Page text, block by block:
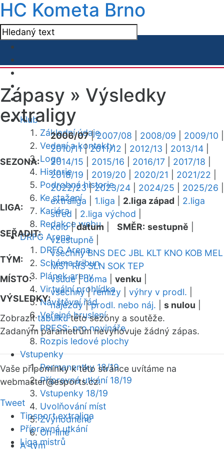
HC Kometa Brno
Klub
Základní údaje
Vedení a kontakty
Logo
Historie
Podrobná historie
Ke stažení
Kariéra
Redakce webu
DRFG Arena
DRFG Arena
Schéma tribun
Plánek areny
Virtuální prohlídka
Návštěvní řád
Veřejné bruslení
PRESS: pro novináře
Rozpis ledové plochy
Vstupenky
Permanentky 18/19
Přípravná utkání 18/19
Vstupenky 18/19
Uvolňování míst
Zvýhodněné
On-line
A-tým
Zápasy » Výsledky
extraligy
SEZONA:
2006/07|2007/08 2008/09 2009/10
2010/11|2011/12 2012/13 2013/14
2014/15
2015/16 2016/17 2017/18
2018/19
2019/20 2020/21 2021/22
2022/23|2023/24 2024/25 2025/26
LIGA:
extraliga 1.liga 2.liga západ
2.liga
střed
2.liga východ
SEŘADIT:
kolo|datum SMĚR: sestupně
vzestupně
TÝM:
všechny BNS DEC JBL KLT KNO KOB MEL
MST RIS SLN SOK TEP
MÍSTO:
všude|doma venku
VÝSLEDKY:
všechny|remízy výhry v prodl.
nájezdy|prodl. nebo náj. s nulou
Zobrazittabulkutéto sezóny a soutěže.
Zadaným parametrům nevyhovuje žádný zápas.
Vaše připomínky k této stránce uvítáme na
webmaster@esports.cz.
Tweet
Tipsport extraliga
Přípravná utkání
Liga mistrů